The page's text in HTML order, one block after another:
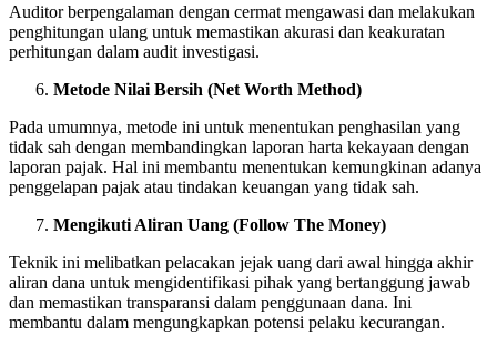
Auditor berpengalaman dengan cermat mengawasi dan melakukan
penghitungan ulang untuk memastikan akurasi dan keakuratan
perhitungan dalam audit investigasi.
Metode Nilai Bersih (Net Worth Method)
Pada umumnya, metode ini untuk menentukan penghasilan yang
tidak sah dengan membandingkan laporan harta kekayaan dengan
laporan pajak. Hal ini membantu menentukan kemungkinan adanya
penggelapan pajak atau tindakan keuangan yang tidak sah.
Mengikuti Aliran Uang (Follow The Money)
Teknik ini melibatkan pelacakan jejak uang dari awal hingga akhir
aliran dana untuk mengidentifikasi pihak yang bertanggung jawab
dan memastikan transparansi dalam penggunaan dana. Ini
membantu dalam mengungkapkan potensi pelaku kecurangan.